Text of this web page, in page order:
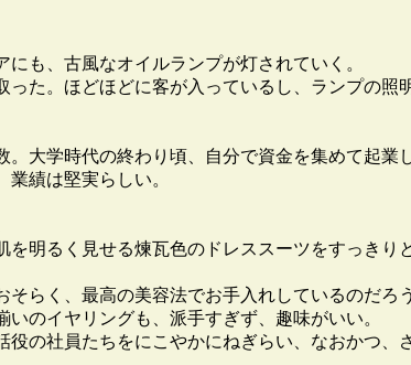
も、古風なオイルランプが灯されていく。
た。ほどほどに客が入っているし、ランプの照
大学時代の終わり頃、自分で資金を集めて起業
績は堅実らしい。
明るく見せる煉瓦色のドレススーツをすっきり
らく、最高の美容法でお手入れしているのだろう
のイヤリングも、派手すぎず、趣味がいい。
の社員たちをにこやかにねぎらい、なおかつ、